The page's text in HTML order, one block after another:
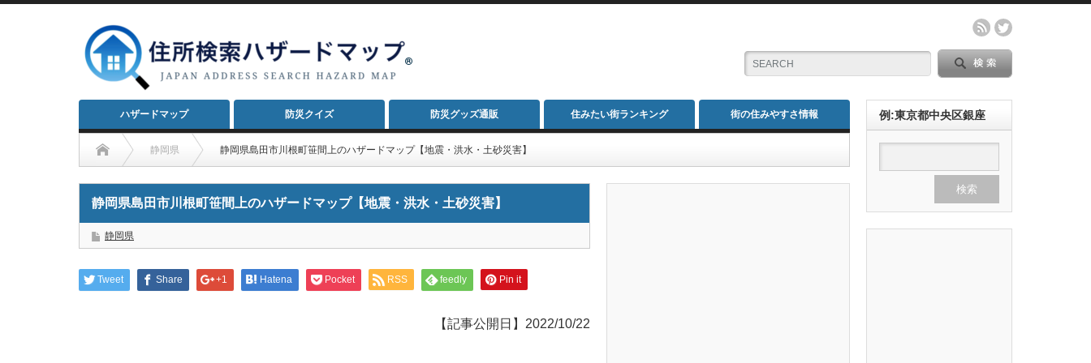
ハザードマップ 防災クイズ 防災グッズ通販 住みたい街ランキング 街の住みやすさ情報
静岡県 静岡県島田市川根町笹間上のハザードマップ【地震・洪水・土砂災害】
静岡県島田市川根町笹間上のハザードマップ【地震・洪水・土砂災害】
静岡県
Tweet Share +1 Hatena Pocket RSS feedly Pin it
【記事公開日】2022/10/22
例:東京都中央区銀座